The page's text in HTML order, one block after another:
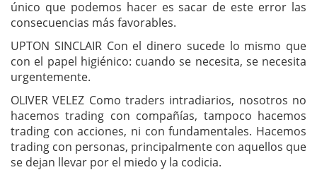
único que podemos hacer es sacar de este error las
consecuencias más favorables.
UPTON SINCLAIR Con el dinero sucede lo mismo que
con el papel higiénico: cuando se necesita, se necesita
urgentemente.
OLIVER VELEZ Como traders intradiarios, nosotros no
hacemos trading con compañías, tampoco hacemos
trading con acciones, ni con fundamentales. Hacemos
trading con personas, principalmente con aquellos que
se dejan llevar por el miedo y la codicia.